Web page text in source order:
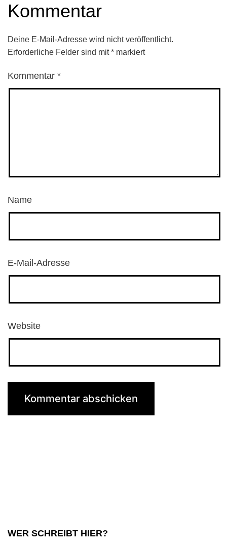
Kommentar
Deine E-Mail-Adresse wird nicht veröffentlicht.
Erforderliche Felder sind mit* markiert
Kommentar *
Name
E-Mail-Adresse
Website
WER SCHREIBT HIER?